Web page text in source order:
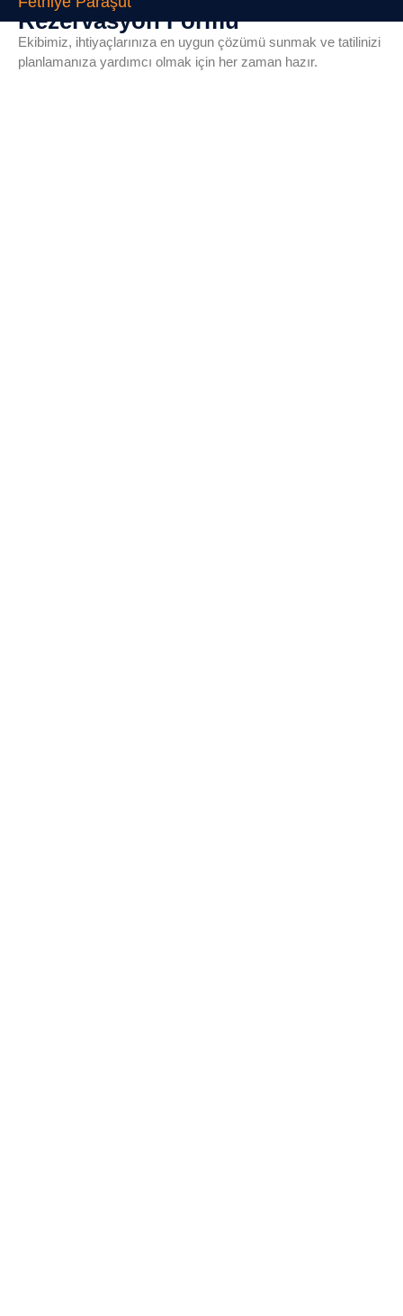
Rezervasyon Formu
Ekibimiz, ihtiyaçlarınıza en uygun çözümü sunmak ve tatilinizi
planlamanıza yardımcı olmak için her zaman hazır.